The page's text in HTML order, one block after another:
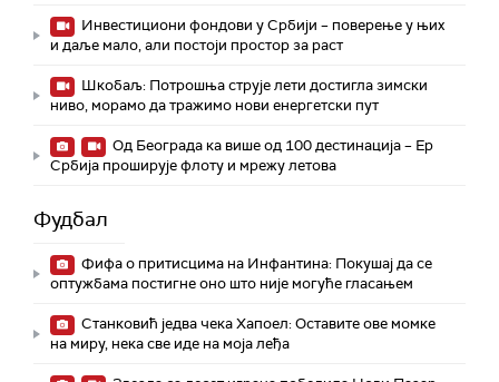
Инвестициони фондови у Србији – поверење у њих
и даље мало, али постоји простор за раст
Шкобаљ: Потрошња струје лети достигла зимски
ниво, морамо да тражимо нови енергетски пут
Од Београда ка више од 100 дестинација – Ер
Србија проширује флоту и мрежу летова
Фудбал
Фифа о притисцима на Инфантина: Покушај да се
оптужбама постигне оно што није могуће гласањем
Станковић једва чека Хапоел: Оставите ове момке
на миру, нека све иде на моја леђа